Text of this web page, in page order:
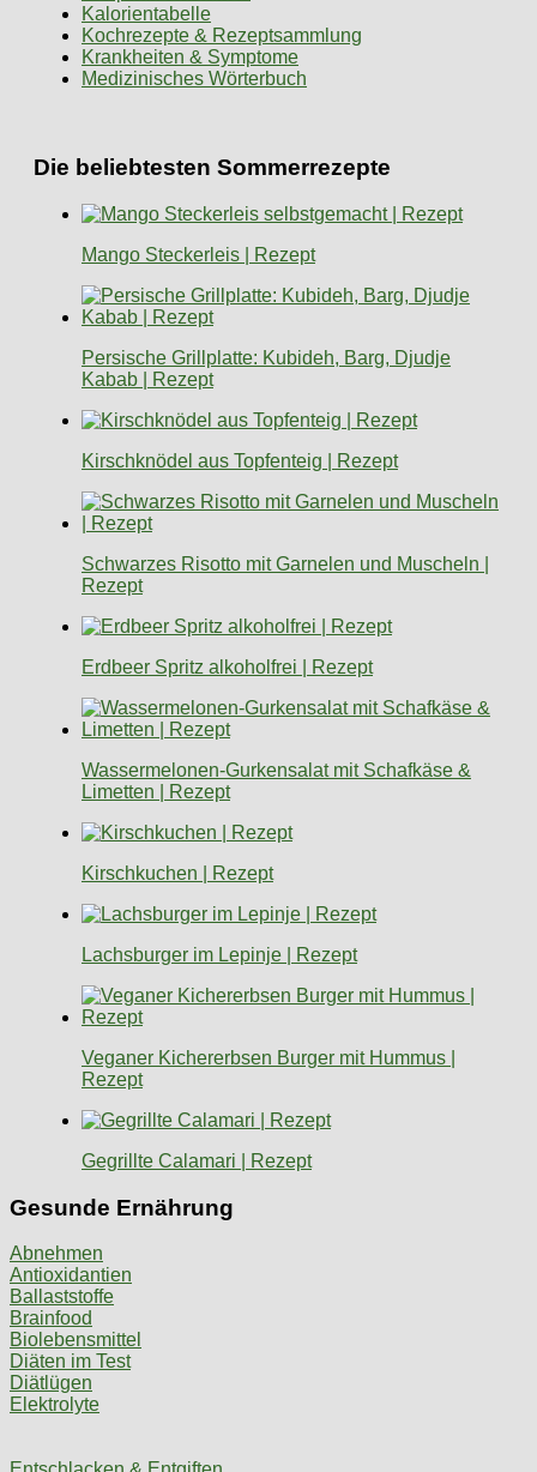
Kalorientabelle
Kochrezepte & Rezeptsammlung
Krankheiten & Symptome
Medizinisches Wörterbuch
Die beliebtesten Sommerrezepte
Mango Steckerleis | Rezept
Persische Grillplatte: Kubideh, Barg, Djudje
Kabab | Rezept
Kirschknödel aus Topfenteig | Rezept
Schwarzes Risotto mit Garnelen und Muscheln |
Rezept
Erdbeer Spritz alkoholfrei | Rezept
Wassermelonen-Gurkensalat mit Schafkäse &
Limetten | Rezept
Kirschkuchen | Rezept
Lachsburger im Lepinje | Rezept
Veganer Kichererbsen Burger mit Hummus |
Rezept
Gegrillte Calamari | Rezept
Gesunde Ernährung
Abnehmen
Antioxidantien
Ballaststoffe
Brainfood
Biolebensmittel
Diäten im Test
Diätlügen
Elektrolyte